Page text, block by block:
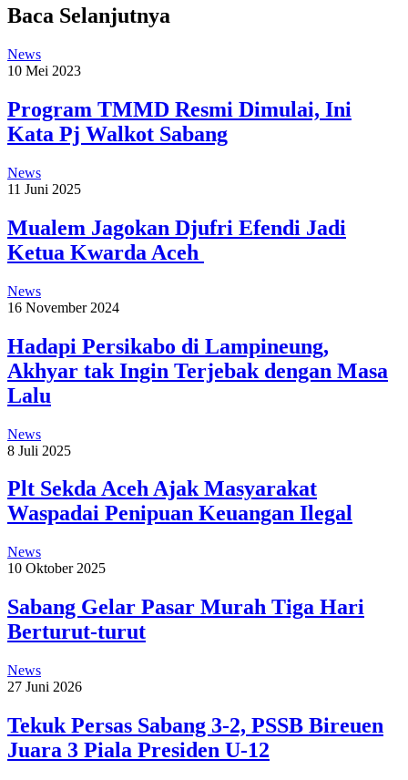
Baca Selanjutnya
News
10 Mei 2023
Program TMMD Resmi Dimulai, Ini
Kata Pj Walkot Sabang
News
11 Juni 2025
Mualem Jagokan Djufri Efendi Jadi
Ketua Kwarda Aceh
News
16 November 2024
Hadapi Persikabo di Lampineung,
Akhyar tak Ingin Terjebak dengan Masa
Lalu
News
8 Juli 2025
Plt Sekda Aceh Ajak Masyarakat
Waspadai Penipuan Keuangan Ilegal
News
10 Oktober 2025
Sabang Gelar Pasar Murah Tiga Hari
Berturut-turut
News
27 Juni 2026
Tekuk Persas Sabang 3-2, PSSB Bireuen
Juara 3 Piala Presiden U-12